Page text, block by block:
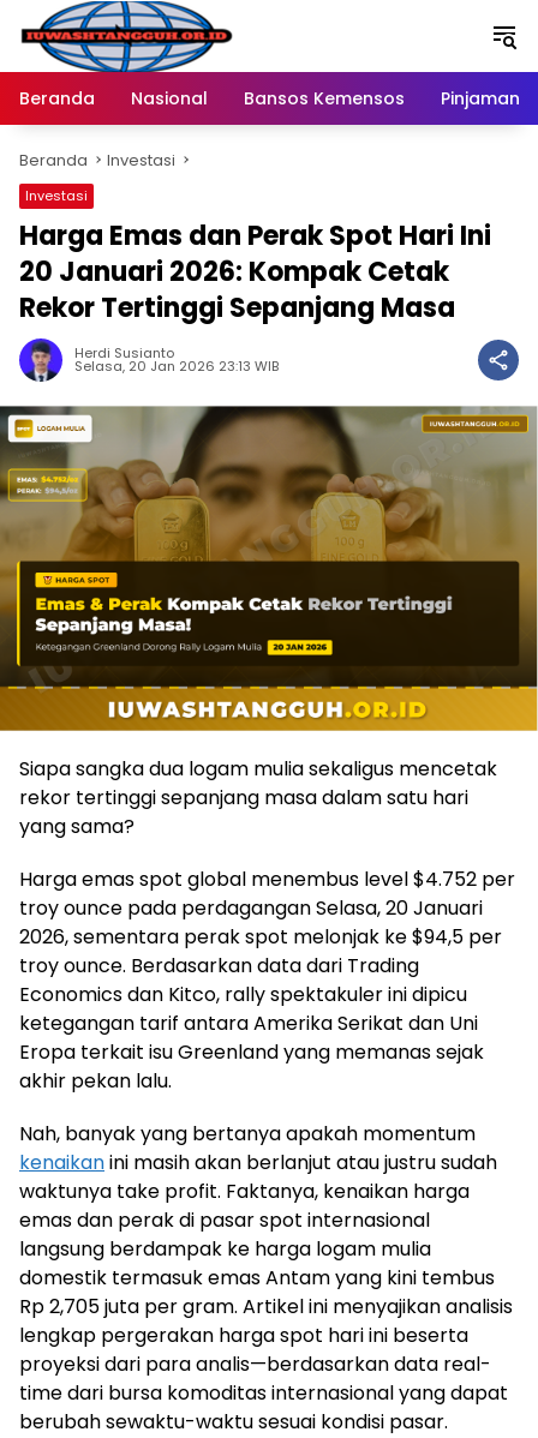
Langsung
konten
Beranda
Nasional Bansos Kemensos Pinjaman
Beranda Investasi
Investasi
Harga Emas dan Perak Spot Hari Ini
20 Januari 2026: Kompak Cetak
Rekor Tertinggi Sepanjang Masa
Herdi Susianto
Selasa, 20 Jan 2026 23:13 WIB
Siapa sangka dua logam mulia sekaligus mencetak
rekor tertinggi sepanjang masa dalam satu hari
yang sama?
Harga emas spot global menembus level $4.752 per
troy ounce pada perdagangan Selasa, 20 Januari
2026, sementara perak spot melonjak ke $94,5 per
troy ounce. Berdasarkan data dari Trading
Economics dan Kitco, rally spektakuler ini dipicu
ketegangan tarif antara Amerika Serikat dan Uni
Eropa terkait isu Greenland yang memanas sejak
akhir pekan lalu.
Nah, banyak yang bertanya apakah momentum
kenaikanini masih akan berlanjut atau justru sudah
waktunya take profit. Faktanya, kenaikan harga
emas dan perak di pasar spot internasional
langsung berdampak ke harga logam mulia
domestik termasuk emas Antam yang kini tembus
Rp 2,705 juta per gram. Artikel ini menyajikan analisis
lengkap pergerakan harga spot hari ini beserta
proyeksi dari para analis—berdasarkan data real-
time dari bursa komoditas internasional yang dapat
berubah sewaktu-waktu sesuai kondisi pasar.